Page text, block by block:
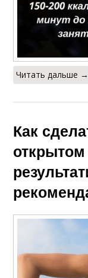
Читать дальше →
Как